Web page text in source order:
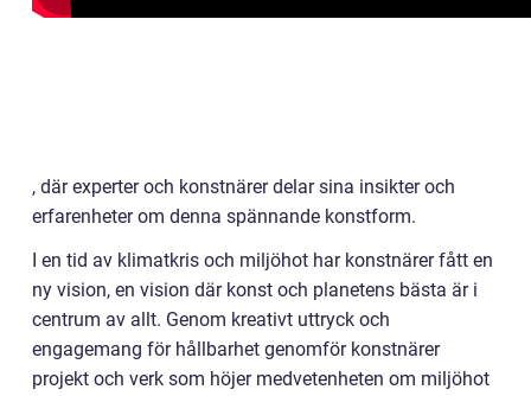
, där experter och konstnärer delar sina insikter och
erfarenheter om denna spännande konstform.
I en tid av klimatkris och miljöhot har konstnärer fått en
ny vision, en vision där konst och planetens bästa är i
centrum av allt. Genom kreativt uttryck och
engagemang för hållbarhet genomför konstnärer
projekt och verk som höjer medvetenheten om miljöhot